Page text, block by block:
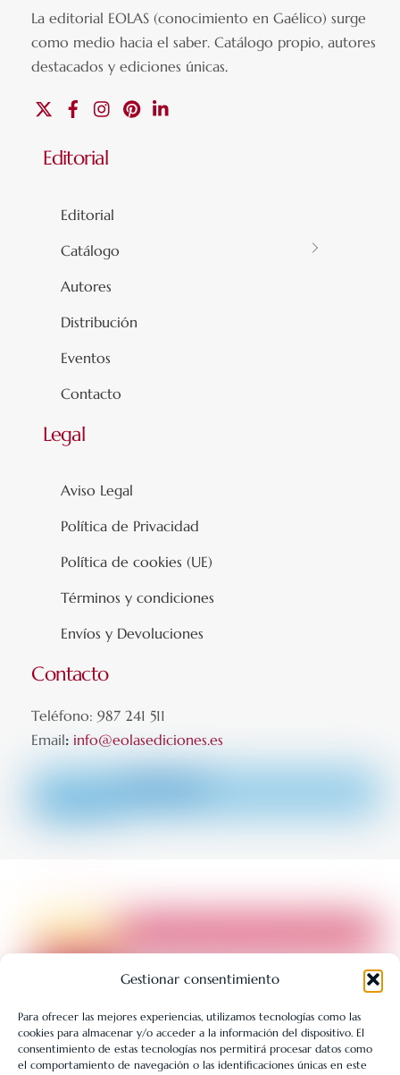
Gestionar consentimiento
Para ofrecer las mejores experiencias, utilizamos tecnologías como las
cookies para almacenar y/o acceder a la información del dispositivo. El
consentimiento de estas tecnologías nos permitirá procesar datos como
el comportamiento de navegación o las identificaciones únicas en este
La editorial EOLAS (conocimiento en Gaélico) surge
como medio hacia el saber.Catálogo propio, autores
destacados y ediciones únicas.
FacebookInstagramPinterest
Editorial
Editorial
Catálogo
Autores
Distribución
Eventos
Contacto
Legal
Aviso Legal
Política de Privacidad
Política de cookies (UE)
Términos y condiciones
Envíos y Devoluciones
Contacto
Teléfono: 987 241 511
Email: info@eolasediciones.es
LIBRERÍA UNIVERSITARIA LEÓN 1980 SLL ha sido beneficiaria
de Fondos Europeos, cuyo objetivo es la mejora de la